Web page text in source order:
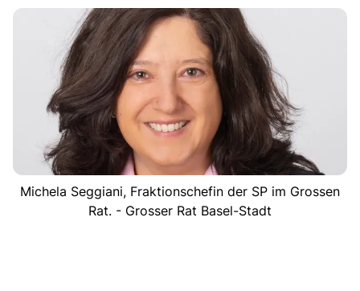
Michela Seggiani, Fraktionschefin der SP im Grossen
Rat. - Grosser Rat Basel-Stadt